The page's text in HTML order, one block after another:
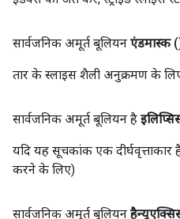
सार्वजनिक अमूर्त बूलियन एंडमास्क
तार के स्लाइस शैली अनुक्रमण के
सार्वजनिक अमूर्त बूलियन है
यदि यह सूचकांक एक
करने के लिए)
सार्वजनिक अमूर्त बूलियन